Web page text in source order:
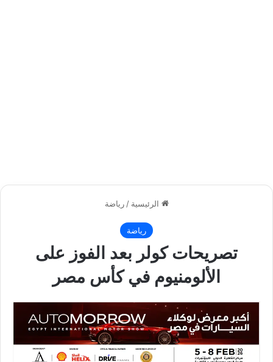
الرئيسية / رياضة
رياضة
تصريحات كولر بعد الفوز على
الألومنيوم في كأس مصر